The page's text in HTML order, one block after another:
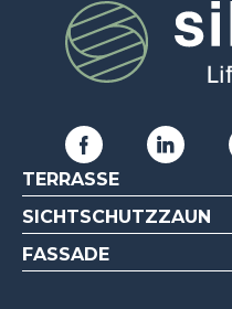
TERRASSE
SICHTSCHUTZZAUN
FASSADE